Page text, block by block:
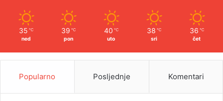
35 ℃
ned
39 ℃
pon
40 ℃
uto
38 ℃
sri
36 ℃
čet
Popularno Posljednje Komentari